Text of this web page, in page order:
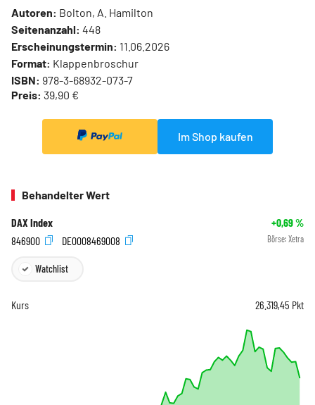
Autoren: Bolton, A. Hamilton
Seitenanzahl: 448
Erscheinungstermin: 11.06.2026
Format: Klappenbroschur
ISBN: 978-3-68932-073-7
Preis: 39,90 €
Im Shop kaufen
Behandelter Wert
DAX Index +0,69%
846900
DE0008469008 Börse: Xetra
Watchlist
Kurs 26.319,45 Pkt